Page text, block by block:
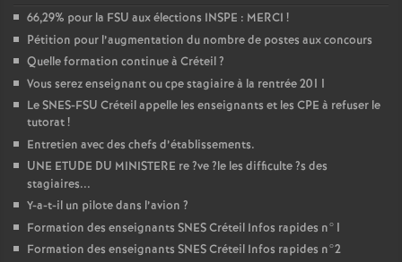
66,29% pour la FSU aux élections INSPE : MERCI !
Pétition pour l’augmentation du nombre de postes aux concours
Quelle formation continue à Créteil?
Vous serez enseignant ou cpe stagiaire à la rentrée 2011
LeSNES-FSU Créteil appelle les enseignants et les CPE à refuser le
tutorat!
Entretien avec des chefs d’établissements.
UNE ETUDE DU MINISTERE re?ve?le les difficulte?s des
stagiaires...
Y-a-t-il un pilote dans l’avion ?
Formation des enseignants SNESCréteil Infos rapides n°1
Formation des enseignants SNESCréteil Infos rapides n°2